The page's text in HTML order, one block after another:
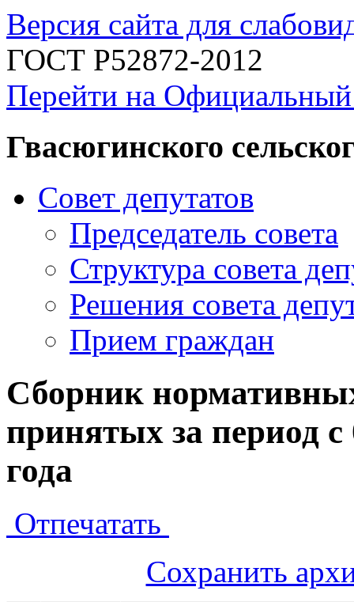
Версия сайта для
ГОСТ Р52872-2012
Перейти на
Гвасюгинского
Совет депутатов
Председатель совета
Структура совета
Решения совета
Прием граждан
Сборник
принятых за период с
года
Отпечатать
Сохранить